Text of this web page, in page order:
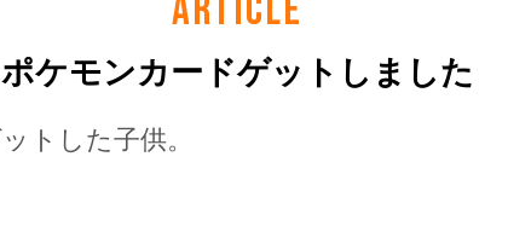
ARTICLE
ポケモンカードゲットしました